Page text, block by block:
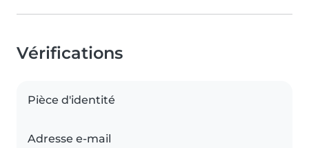
Vérifications
Pièce d'identité
Adresse e-mail